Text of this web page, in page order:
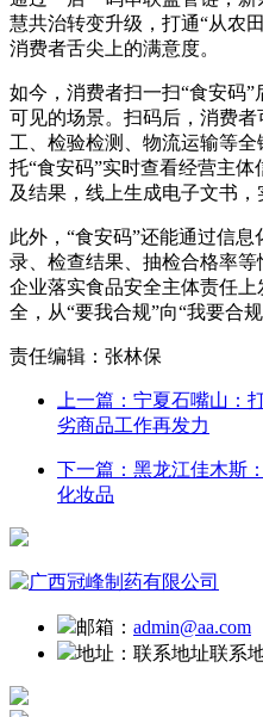
慧共治转变升级，打通“从农
消费者舌尖上的满意度。
如今，消费者扫一扫“食安码
可见的场景。扫码后，消费
工、检验检测、物流运输等
托“食安码”实时查看经营主
及结果，线上生成电子文书，
此外，“食安码”还能通过信
录、检查结果、抽检合格率
企业落实食品安全主体责任
全，从“要我合规”向“我要合规
责任编辑：张林保
上一篇：宁夏石嘴山：
劣商品工作再发力
下一篇：黑龙江佳木斯
化妆品
邮箱： admin@aa.com
地址： 联系地址联系